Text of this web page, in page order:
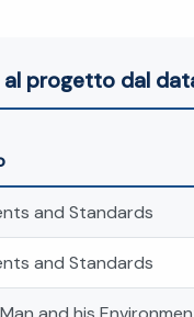
progetto dal
and Standards
and Standards